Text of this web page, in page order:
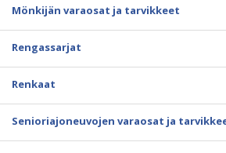
Mönkijän varaosat ja tarvikkeet
Rengassarjat
Renkaat
Senioriajoneuvojen varaosat ja